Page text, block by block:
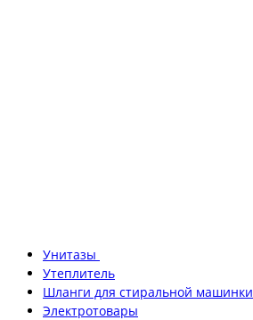
Унитазы
Утеплитель
Шланги для стиральной машинки
Электротовары